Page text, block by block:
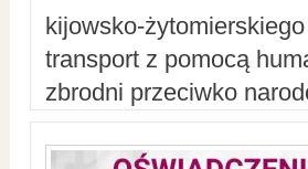
kijowsko-
transport z pomocą
zbrodni przeciwko